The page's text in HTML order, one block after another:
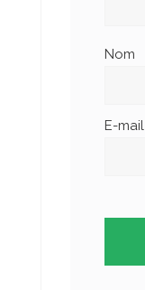
Nom
E-mail